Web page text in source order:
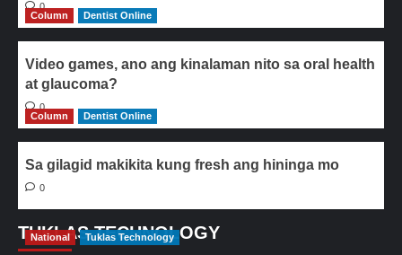
0
Column
Dentist Online
Video games, ano ang kinalaman nito sa oral health
at glaucoma?
0
Column
Dentist Online
Sa gilagid makikita kung fresh ang hininga mo
0
TUKLAS TECHNOLOGY
National Tuklas Technology